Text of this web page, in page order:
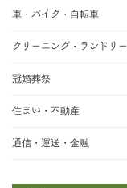
車・バイク・自転車
クリーニング・ランドリー
冠婚葬祭
住まい・不動産
通信・運送・金融